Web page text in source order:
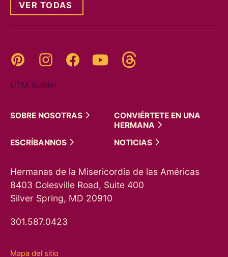
VER TODAS
Pinterest InstagramFacebookYouTube
UTM Builder
SOBRE NOSOTRAS
CONVIÉRTETE EN UNA
HERMANA
ESCRÍBANNOS
NOTICIAS
Hermanas de la Misericordia de las Américas
8403 Colesville Road, Suite 400
Silver Spring, MD 20910
301.587.0423
Mapa del sitio